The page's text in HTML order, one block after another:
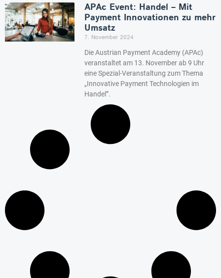
APAc Event: Handel – Mit
Payment Innovationen zu mehr
Umsatz
7. November 2024
Die Austrian Payment Academy (APAc)
veranstaltet am 13. November ab 9 Uhr
eine Spezial-Veranstaltung zum Thema
„Innovative Payment Technologien im
Handel”.